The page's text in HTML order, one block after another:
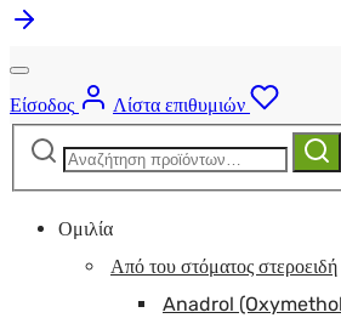
Είσοδος
Λίστα επιθυμιών
Αναζήτηση
Ομιλία
Από του στόματος στεροειδή
Anadrol